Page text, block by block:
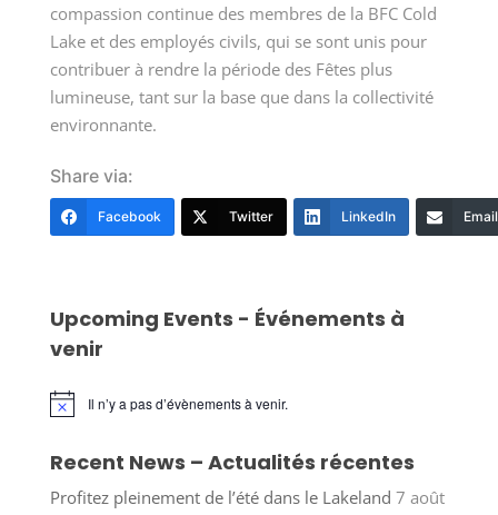
compassion continue des membres de la BFC Cold
Lake et des employés civils, qui se sont unis pour
contribuer à rendre la période des Fêtes plus
lumineuse, tant sur la base que dans la collectivité
environnante.
Share via:
Facebook Twitter LinkedIn Email
Upcoming Events - Événements à
venir
Notice Il n’y a pas d’évènements à venir.
Recent News – Actualités récentes
Profitez pleinement de l’été dans le Lakeland 7 août